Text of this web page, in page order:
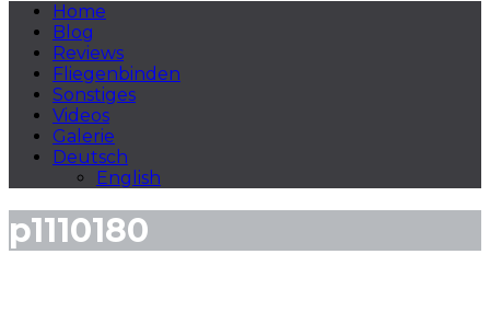
Home
Blog
Reviews
Fliegenbinden
Sonstiges
Videos
Galerie
Deutsch
English
p1110180